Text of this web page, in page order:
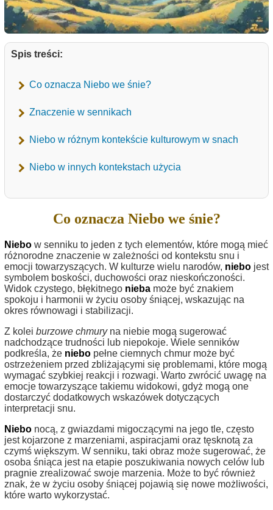
Spis treści:
Co oznacza Niebo we śnie?
Znaczenie w sennikach
Niebo w różnym kontekście kulturowym w snach
Niebo w innych kontekstach użycia
Co oznacza Niebo we śnie?
Niebo w senniku to jeden z tych elementów, które mogą mieć
różnorodne znaczenie w zależności od kontekstu snu i
emocji towarzyszących. W kulturze wielu narodów, niebo jest
symbolem boskości, duchowości oraz nieskończoności.
Widok czystego, błękitnego nieba może być znakiem
spokoju i harmonii w życiu osoby śniącej, wskazując na
okres równowagi i stabilizacji.
Z kolei burzowe chmuryna niebie mogą sugerować
nadchodzące trudności lub niepokoje. Wiele senników
podkreśla, że niebo pełne ciemnych chmur może być
ostrzeżeniem przed zbliżającymi się problemami, które mogą
wymagać szybkiej reakcji i rozwagi. Warto zwrócić uwagę na
emocje towarzyszące takiemu widokowi, gdyż mogą one
dostarczyć dodatkowych wskazówek dotyczących
interpretacji snu.
Niebo nocą, z gwiazdami migoczącymi na jego tle, często
jest kojarzone z marzeniami, aspiracjami oraz tęsknotą za
czymś większym. W senniku, taki obraz może sugerować, że
osoba śniąca jest na etapie poszukiwania nowych celów lub
pragnie zrealizować swoje marzenia. Może to być również
znak, że w życiu osoby śniącej pojawią się nowe możliwości,
które warto wykorzystać.